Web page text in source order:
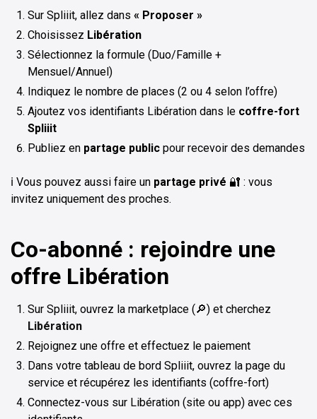
Sur Spliiit, allez dans « Proposer »
Choisissez Libération
Sélectionnez la formule (Duo/Famille +
Mensuel/Annuel)
Indiquez le nombre de places (2 ou 4 selon l’offre)
Ajoutez vos identifiants Libération dans le coffre-fort
Spliiit
Publiez en partage public pour recevoir des demandes
ℹ️ Vous pouvez aussi faire un partage privé 🔐 : vous
invitez uniquement des proches.
Co-abonné : rejoindre une
offre Libération
Sur Spliiit, ouvrez la marketplace (🔎) et cherchez
Libération
Rejoignez une offre et effectuez le paiement
Dans votre tableau de bord Spliiit, ouvrez la page du
service et récupérez les identifiants (coffre-fort)
Connectez-vous sur Libération (site ou app) avec ces